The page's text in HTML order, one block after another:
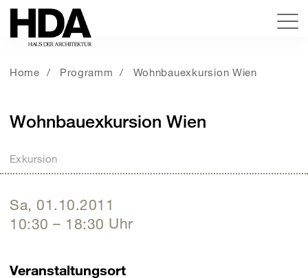
Home Programm Wohnbauexkursion Wien
Wohnbauexkursion Wien
Exkursion
Sa, 01.10.2011
10:30 – 18:30 Uhr
Veranstaltungsort